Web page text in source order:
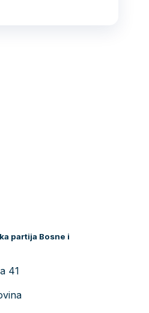
partija Bosne i
41